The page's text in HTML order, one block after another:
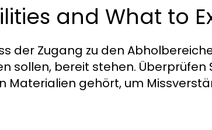
and What to
der Zugang zu den
sollen, bereit stehen. Überprüfen
gehört, um